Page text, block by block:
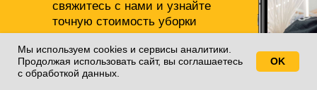
Свяжитесь с нами!
Мы используем cookies и сервисы аналитики.
Продолжая использовать сайт, вы соглашаетесь
с обработкой данных.
OK
свяжитесь с нами и узнайте
точную стоимость уборки
студии или квартиры,а также
получите 10% скидку на все
наши услуги!